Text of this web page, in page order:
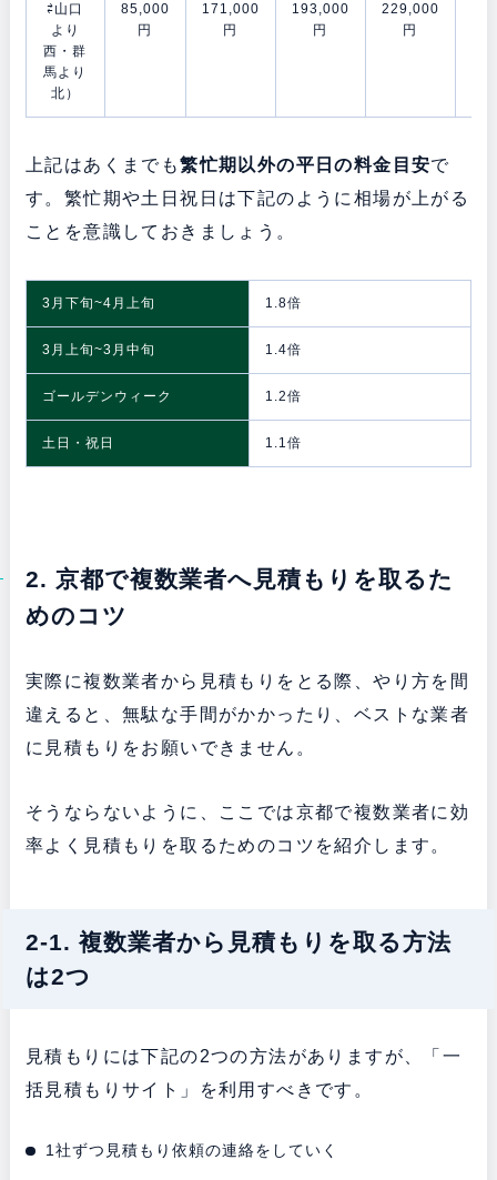
⇄山口
より
西・群
馬より
北）
85,000
円
171,000
円
193,000
円
229,000
円
上記はあくまでも繁忙期以外の平日の料金目安で
す。繁忙期や土日祝日は下記のように相場が上がる
ことを意識しておきましょう。
3月下旬~4月上旬 1.8倍
3月上旬~3月中旬 1.4倍
ゴールデンウィーク 1.2倍
土日・祝日 1.1倍
2. 京都で複数業者へ見積もりを取るた
めのコツ
実際に複数業者から見積もりをとる際、やり方を間
違えると、無駄な手間がかかったり、ベストな業者
に見積もりをお願いできません。
そうならないように、ここでは京都で複数業者に効
率よく見積もりを取るためのコツを紹介します。
2-1. 複数業者から見積もりを取る方法
は2つ
見積もりには下記の2つの方法がありますが、「一
括見積もりサイト」を利用すべきです。
1社ずつ見積もり依頼の連絡をしていく